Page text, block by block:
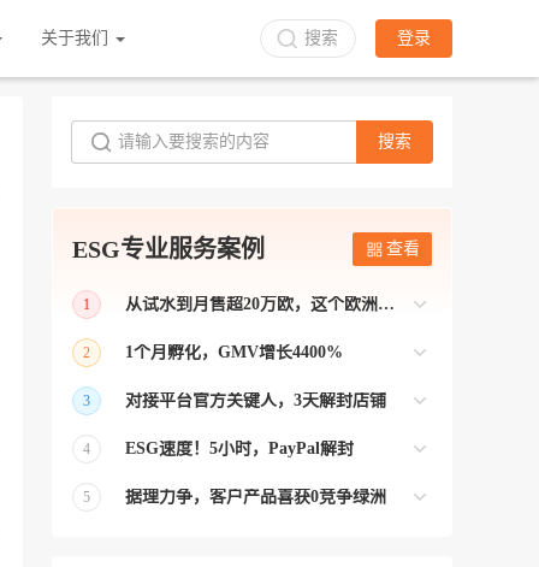
关于我们 搜索 登录
搜索
ESG专业服务案例 查看
1
从试水到月售超20万欧，这个欧洲本土平台被低估了
2
1个月孵化，GMV增长4400%
业】 >> Gmarket卖家店铺经过ESG跨境客
3
对接平台官方关键人，3天解封店铺
跨境帮我解决了韩国平台店铺异常问题
4
ESG速度！5小时，PayPal解封
ESG拥有Paypal支付和Onbuy平台双绿通道
5
据理力争，客户产品喜获0竞争绿洲